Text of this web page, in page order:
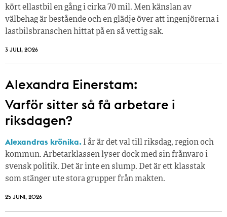
kört ellastbil en gång i cirka 70 mil. Men känslan av
välbehag är bestående och en glädje över att ingenjörerna i
lastbilsbranschen hittat på en så vettig sak.
3 JULI, 2026
Alexandra Einerstam:
Varför sitter så få ­arbetare i
riksdagen?
Alexandras krönika. I år är det val till riksdag, region och
kommun. Arbetarklassen lyser dock med sin frånvaro i
svensk politik. Det är inte en slump. Det är ett klasstak
som stänger ute stora grupper från makt­en.
25 JUNI, 2026